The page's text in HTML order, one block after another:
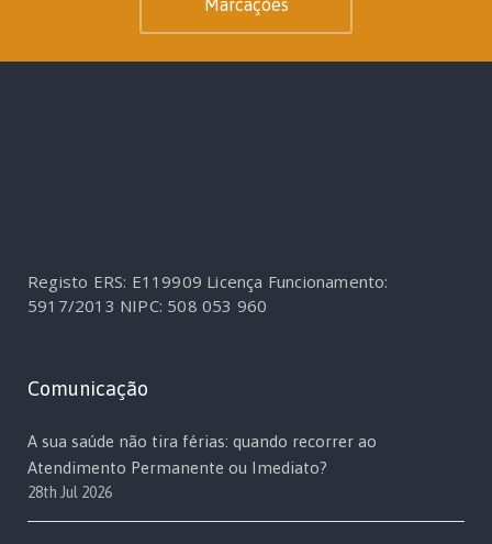
Marcações
Registo ERS: E119909 Licença Funcionamento:
5917/2013 NIPC: 508 053 960
Comunicação
A sua saúde não tira férias: quando recorrer ao
Atendimento Permanente ou Imediato?
28th Jul 2026